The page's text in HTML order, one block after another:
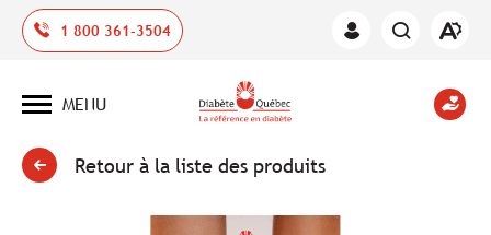
1 800 361-3504
Espace
Ouvrir
Ouvrir
du
site
MENU
Retour à la liste des produits